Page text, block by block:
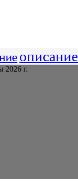
описание
2026 г.